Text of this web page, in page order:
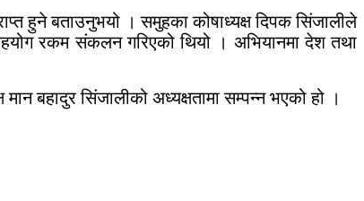
हुने बताउनुभयो । समुहका कोषाध्यक्ष दिपक सिंजालीले
रकम संकलन गरिएको थियो । अभियानमा देश तथा
बहादुर सिंजालीको अध्यक्षतामा सम्पन्न भएको हो ।